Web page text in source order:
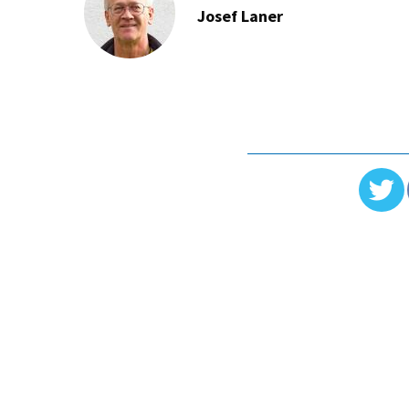
Josef Laner